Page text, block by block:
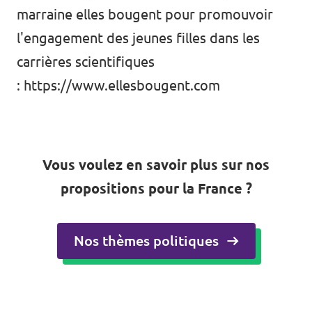
marraine elles bougent pour promouvoir
l'engagement des jeunes filles dans les
carrières scientifiques
: https://www.ellesbougent.com
Vous voulez en savoir plus sur nos
propositions pour la France ?
Nos thèmes politiques